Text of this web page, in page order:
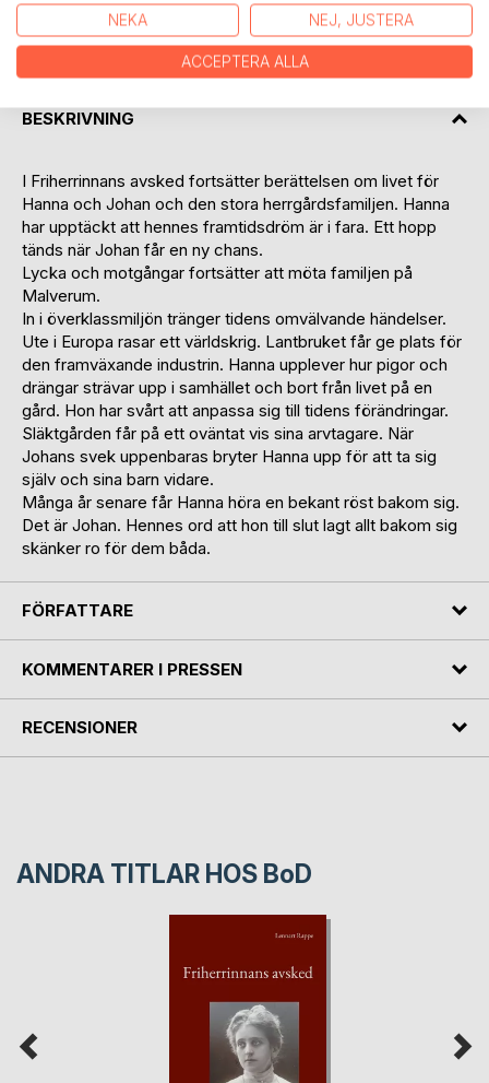
BESKRIVNING
I Friherrinnans avsked fortsätter berättelsen om livet för
Hanna och Johan och den stora herrgårdsfamiljen. Hanna
har upptäckt att hennes framtidsdröm är i fara. Ett hopp
tänds när Johan får en ny chans.
Lycka och motgångar fortsätter att möta familjen på
Malverum.
In i överklassmiljön tränger tidens omvälvande händelser.
Ute i Europa rasar ett världskrig. Lantbruket får ge plats för
den framväxande industrin. Hanna upplever hur pigor och
drängar strävar upp i samhället och bort från livet på en
gård. Hon har svårt att anpassa sig till tidens förändringar.
Släktgården får på ett oväntat vis sina arvtagare. När
Johans svek uppenbaras bryter Hanna upp för att ta sig
själv och sina barn vidare.
Många år senare får Hanna höra en bekant röst bakom sig.
Det är Johan. Hennes ord att hon till slut lagt allt bakom sig
skänker ro för dem båda.
FÖRFATTARE
KOMMENTARER I PRESSEN
RECENSIONER
ANDRA TITLAR HOS BoD
NEKA NEJ, JUSTERA
ACCEPTERA ALLA